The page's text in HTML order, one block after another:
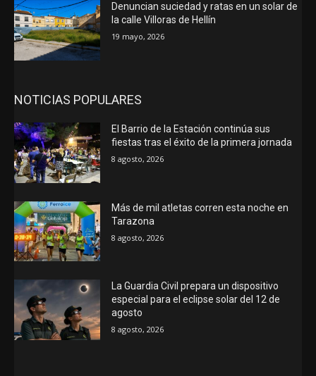
Denuncian suciedad y ratas en un solar de
la calle Villoras de Hellín
19 mayo, 2026
NOTICIAS POPULARES
El Barrio de la Estación continúa sus
fiestas tras el éxito de la primera jornada
8 agosto, 2026
Más de mil atletas corren esta noche en
Tarazona
8 agosto, 2026
La Guardia Civil prepara un dispositivo
especial para el eclipse solar del 12 de
agosto
8 agosto, 2026